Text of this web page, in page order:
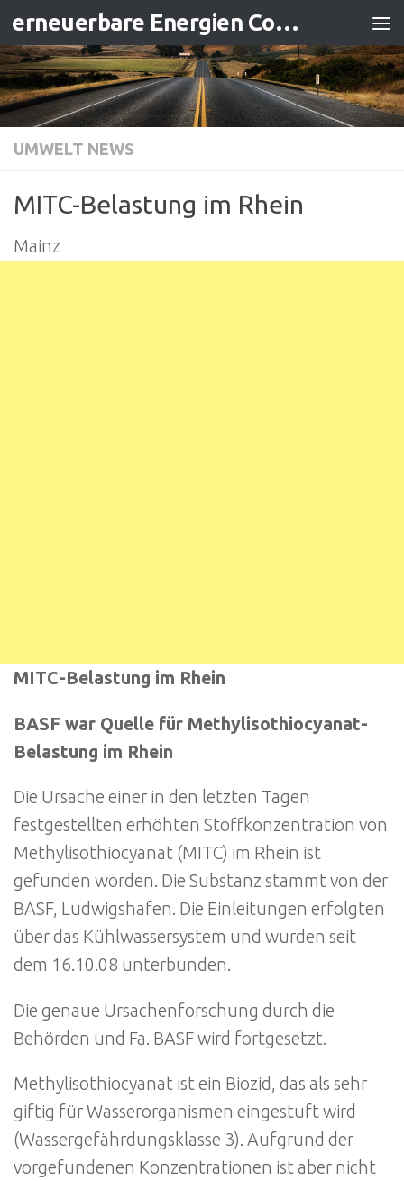
Zum Inhalt springen erneuerbare Energien Contracting
UMWELT NEWS
MITC-Belastung im Rhein
Mainz
MITC-Belastung im Rhein
BASF war Quelle für Methylisothiocyanat-
Belastung im Rhein
Die Ursache einer in den letzten Tagen
festgestellten erhöhten Stoffkonzentration von
Methylisothiocyanat (MITC) im Rhein ist
gefunden worden. Die Substanz stammt von der
BASF, Ludwigshafen. Die Einleitungen erfolgten
über das Kühlwassersystem und wurden seit
dem 16.10.08 unterbunden.
Die genaue Ursachenforschung durch die
Behörden und Fa. BASF wird fortgesetzt.
Methylisothiocyanat ist ein Biozid, das als sehr
giftig für Wasserorganismen eingestuft wird
(Wassergefährdungsklasse 3). Aufgrund der
vorgefundenen Konzentrationen ist aber nicht